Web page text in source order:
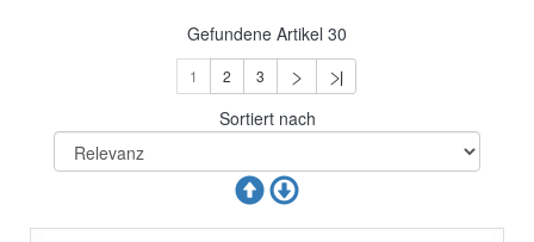
Gefundene Artikel 30
1 2 3
Sortiert nach